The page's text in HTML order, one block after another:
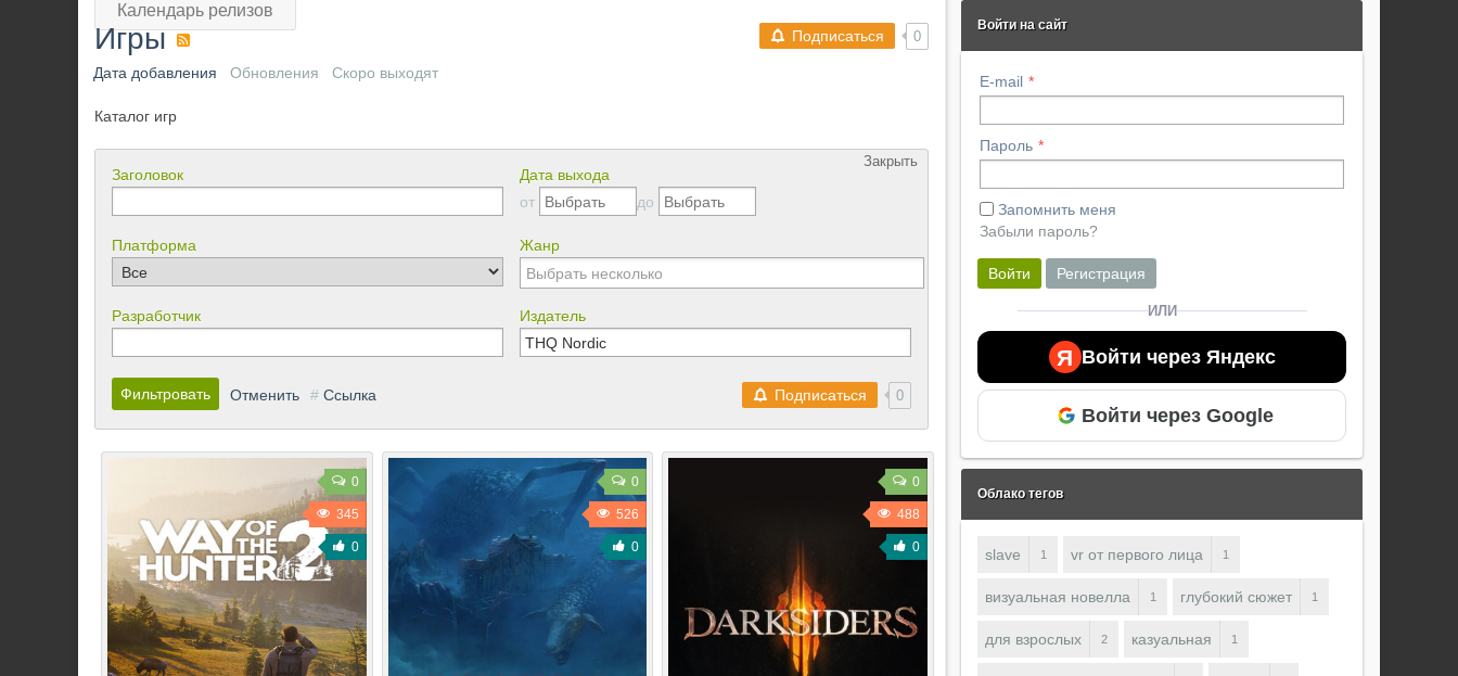
Календарь релизов
Подписаться 0
Игры
Дата добавления Обновления Скоро выходят
Каталог игр
Закрыть
Заголовок
Дата выхода
от
до
Платформа Жанр
Разработчик Издатель
Фильтровать Отменить # Ссылка Подписаться 0
0
345
0
0
526
0
0
488
0
Войти на сайт
E-mail
Пароль
Запомнить меня
Забыли пароль?
Войти Регистрация
ИЛИ
Я Войти через Яндекс
Войти через Google
Облако тегов
slave 1 vr от первого лица 1
визуальная новелла 1 глубокий сюжет 1
для взрослых 2 казуальная 1